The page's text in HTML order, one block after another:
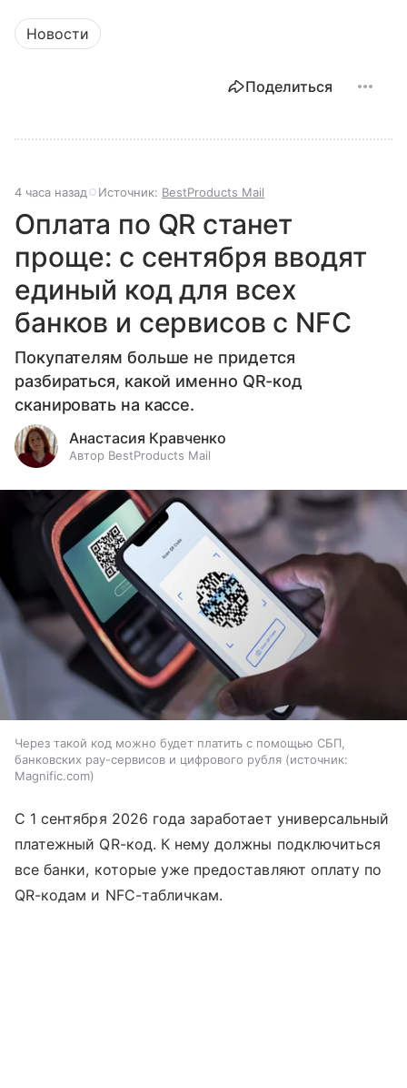
Новости
Поделиться
4 часа назад Источник: BestProducts Mail
Оплата по QR станет
проще: с сентября вводят
единый код для всех
банков и сервисов с NFC
Покупателям больше не придется
разбираться, какой именно QR-код
сканировать на кассе.
Анастасия Кравченко
Автор BestProducts Mail
Через такой код можно будет платить с помощью СБП,
банковских pay-сервисов и цифрового рубля
источник:
Magnific.com
С 1 сентября 2026 года заработает универсальный
платежный QR-код. К нему должны подключиться
все банки, которые уже предоставляют оплату по
QR-кодам и NFC-табличкам.